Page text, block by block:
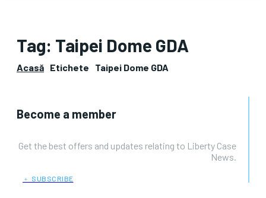
Tag: Taipei Dome GDA
Acasă Etichete Taipei Dome GDA
Become a member
Get the best offers and updates relating to Liberty Case
News.
﹢ SUBSCRIBE